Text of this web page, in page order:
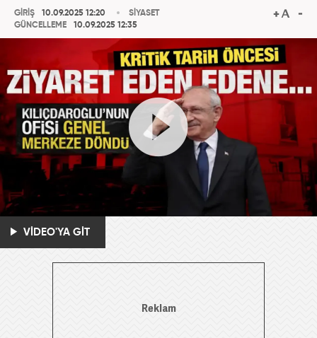
GİRİŞ
10.09.2025 12:20
GÜNCELLEME
10.09.2025 12:35
SİYASET
VİDEO'YA GİT